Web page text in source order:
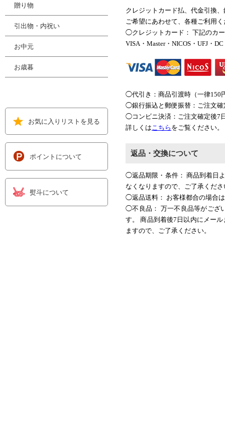
クレジットカード払、代金引換
ご希望にあわせて、各種ご利用
◯クレジットカード： 下記のカ
VISA・Master・NICOS・UFJ・
◯代引き：商品引渡時（一律150
◯銀行振込と郵便振替：ご注文確
◯コンビニ決済：ご注文確定後7
詳しくは こちら をご覧ください。
返品・交換について
◯返品期限・条件： 商品到着日
なくなりますので、ご了承くださ
◯返品送料： お客様都合の場合
◯不良品： 万一不良品等がござ
す。 商品到着後7日以内にメー
ますので、ご了承ください。
贈り物
引出物・内祝い
お中元
お歳暮
お気に入りリストを見る
ポイントについて
熨斗について